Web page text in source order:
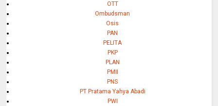
OTT
Ombudsman
Osis
PAN
PELITA
PKP
PLAN
PMII
PNS
PT Pratama Yahya Abadi
PWI